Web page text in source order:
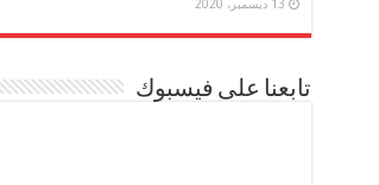
13 ديسمبر، 2020
تابعنا على فيسبوك